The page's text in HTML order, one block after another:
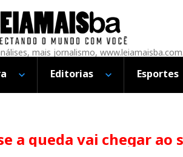
mais jornalismo,
Editorias Esportes
a queda vai chegar ao